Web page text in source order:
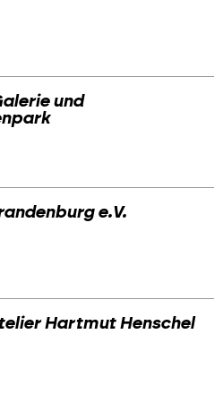
und
e.V.
Hartmut Henschel